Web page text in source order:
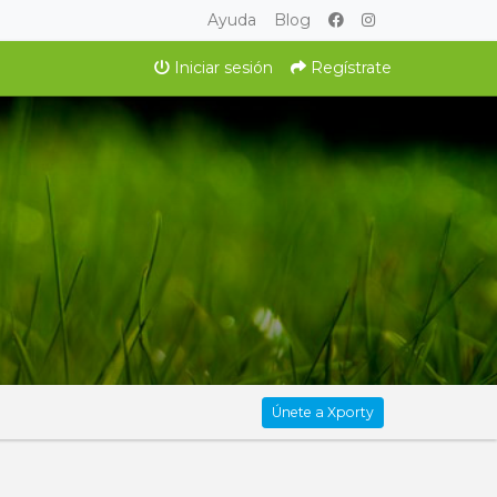
Ayuda Blog
Iniciar sesión Regístrate
Únete a Xporty